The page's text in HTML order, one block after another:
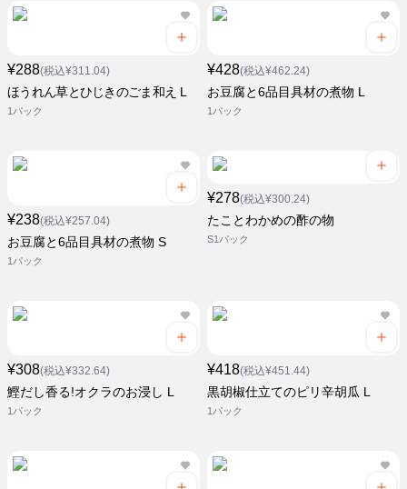
¥288(税込¥311.04)
ほうれん草とひじきのごま和え L
1パック
¥428(税込¥462.24)
お豆腐と6品目具材の煮物 L
1パック
¥238(税込¥257.04)
お豆腐と6品目具材の煮物 S
1パック
¥278(税込¥300.24)
たことわかめの酢の物
S1パック
¥308(税込¥332.64)
鰹だし香る!オクラのお浸し L
1パック
¥418(税込¥451.44)
黒胡椒仕立てのピリ辛胡瓜 L
1パック